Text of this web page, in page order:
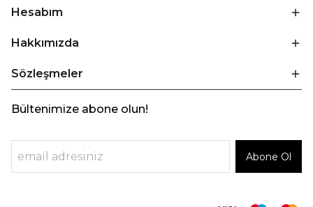
Hesabım
Hakkımızda
Sözleşmeler
Bültenimize abone olun!
Abone Ol